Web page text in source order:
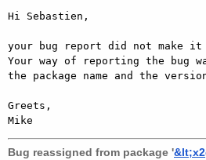
Hi Sebastien,
your bug report did not make it
Your way of reporting the bug
the package name and the
Greets,
Bug reassigned from package '